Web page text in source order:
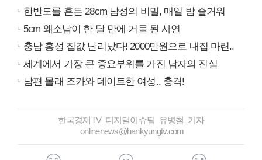
한반도를 흔든 28cm 남성의 비밀, 매일 밤 즐거워
5cm 왜소남이 한 달 만에 거물 된 사연
충남 홍성 집값 난리났다! 2000만원으로 내집 마련..
세계에서 가장 큰 중요부위를 가진 남자의 진실
남편 몰래 조카와 데이트한 여성.. 충격!
한국경제TV 디지털이슈팀 유병철 기자
onlinenews@hankyungtv.com